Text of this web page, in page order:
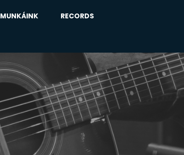
MUNKÁINK RECORDS